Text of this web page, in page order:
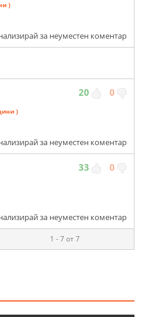
)
за неуместен коментар
20 0
)
за неуместен коментар
33 0
за неуместен коментар
1 - 7 от 7